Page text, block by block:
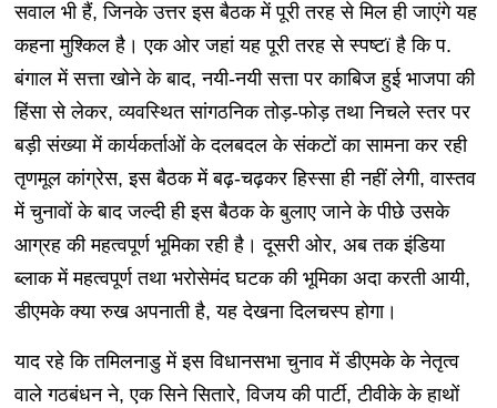
सवाल भी हैं, जिनके उत्तर इस बैठक में पूरी तरह से मिल ही जाएंगे यह
कहना मुश्किल है। एक ओर जहां यह पूरी तरह से स्पष्टï है कि प.
बंगाल में सत्ता खोने के बाद, नयी-नयी सत्ता पर काबिज हुई भाजपा की
हिंसा से लेकर, व्यवस्थित सांगठनिक तोड़-फोड़ तथा निचले स्तर पर
बड़ी संख्या में कार्यकर्ताओं के दलबदल के संकटों का सामना कर रही
तृणमूल कांग्रेस, इस बैठक में बढ़-चढ़कर हिस्सा ही नहीं लेगी, वास्तव
में चुनावों के बाद जल्दी ही इस बैठक के बुलाए जाने के पीछे उसके
आग्रह की महत्वपूर्ण भूमिका रही है। दूसरी ओर, अब तक इंडिया
ब्लाक में महत्वपूर्ण तथा भरोसेमंद घटक की भूमिका अदा करती आयी,
डीएमके क्या रुख अपनाती है, यह देखना दिलचस्प होगा।
याद रहे कि तमिलनाडु में इस विधानसभा चुनाव में डीएमके के नेतृत्व
वाले गठबंधन ने, एक सिने सितारे, विजय की पार्टी, टीवीके के हाथों